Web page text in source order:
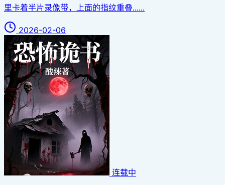
里卡着半片录像带，上面的指纹重叠......
2026-02-06
连载中